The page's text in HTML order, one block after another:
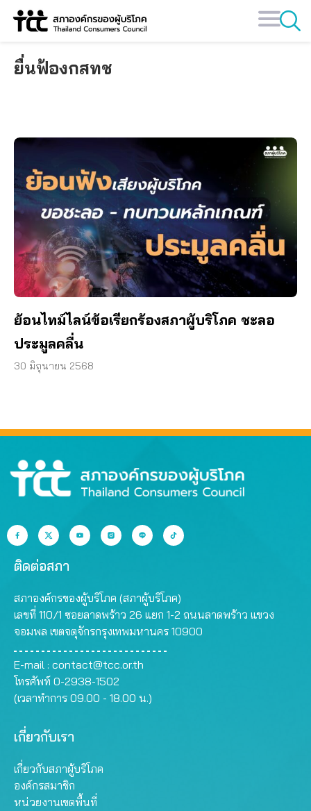
Skip
ยื่นฟ้องกสทช
ย้อนไทม์ไลน์ข้อเรียกร้องสภาผู้บริโภค ชะลอ
ประมูลคลื่น
30 มิถุนายน 2568
ติดต่อสภา
สภาองค์กรของผู้บริโภค (สภาผู้บริโภค)
เลขที่ 110/1 ซอยลาดพร้าว 26 แยก 1-2 ถนนลาดพร้าว แขวง
จอมพล เขตจตุจักรกรุงเทพมหานคร 10900
E-mail : contact@tcc.or.th
โทรศัพท์ 0-2938-1502
(เวลาทำการ 09.00 - 18.00 น.)
เกี่ยวกับเรา
เกี่ยวกับสภาผู้บริโภค
องค์กรสมาชิก
หน่วยงานเขตพื้นที่